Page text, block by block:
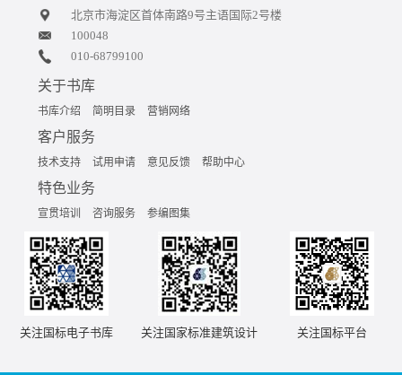
北京市海淀区首体南路9号主语国际2号楼
100048
010-68799100
关于书库
书库介绍 简明目录 营销网络
客户服务
技术支持 试用申请 意见反馈 帮助中心
特色业务
宣贯培训 咨询服务 参编图集
关注国标电子书库 关注国家标准建筑设计 关注国标平台